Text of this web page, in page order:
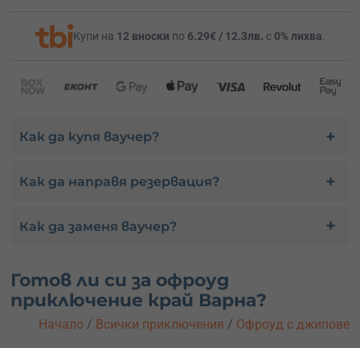
Купи на 12 вноски по 6.29€ / 12.3лв. с 0% лихва
Как да купя ваучер?
Как да направя резервация?
Как да заменя ваучер?
Готов ли си за офроуд
приключение край Варна?
Начало / Всички приключения / Офроуд с джипове